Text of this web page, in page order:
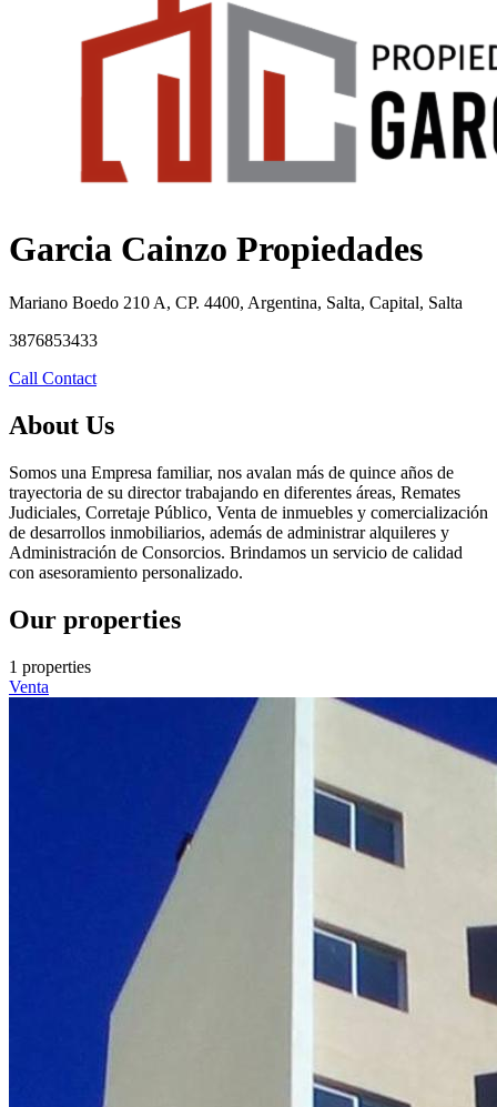
Garcia Cainzo Propiedades
Mariano Boedo 210 A, CP. 4400, Argentina, Salta, Capital, Salta
3876853433
Call Contact
About Us
Somos una Empresa familiar, nos avalan más de quince años de
trayectoria de su director trabajando en diferentes áreas, Remates
Judiciales, Corretaje Público, Venta de inmuebles y comercialización
de desarrollos inmobiliarios, además de administrar alquileres y
Administración de Consorcios. Brindamos un servicio de calidad
con asesoramiento personalizado.
Our properties
1 properties
Venta